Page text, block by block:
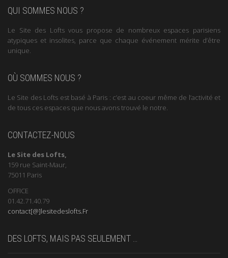
QUI SOMMES NOUS ?
Le Site des Lofts vous propose de nombreux espaces parisiens
atypiques et insolites, parce que chaque événement mérite d’être
unique.
OÙ SOMMES NOUS ?
Le Site des Lofts est basé à Paris : c’est au coeur même de l’activité et
de tous ces espaces que nous avons trouvé le notre.
CONTACTEZ-NOUS
Le Site des Lofts,
159 rue Saint-Maur,
75011 Paris
OFFICE
01.42.71.40.79
contact[@]lesitedeslofts.Fr
DES LOFTS, MAIS PAS SEULEMENT …